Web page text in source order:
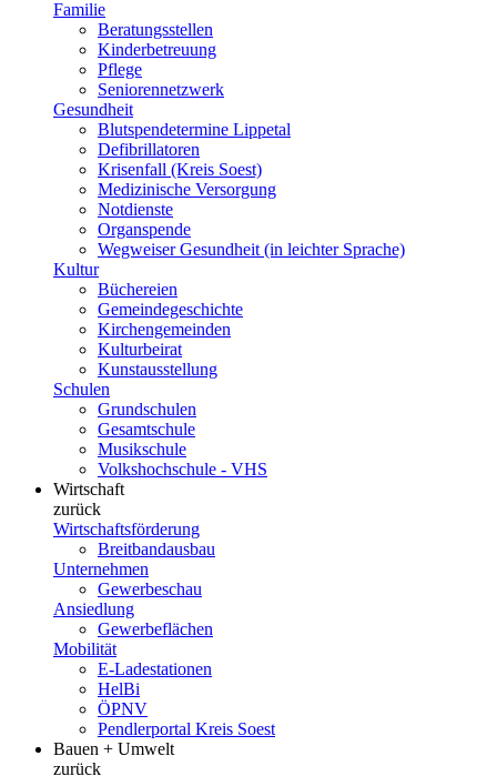
Familie
Beratungsstellen
Kinderbetreuung
Pflege
Seniorennetzwerk
Gesundheit
Blutspendetermine Lippetal
Defibrillatoren
Krisenfall (Kreis Soest)
Medizinische Versorgung
Notdienste
Organspende
Wegweiser Gesundheit (in leichter Sprache)
Kultur
Büchereien
Gemeindegeschichte
Kirchengemeinden
Kulturbeirat
Kunstausstellung
Schulen
Grundschulen
Gesamtschule
Musikschule
Volkshochschule - VHS
Wirtschaft
zurück
Wirtschaftsförderung
Breitbandausbau
Unternehmen
Gewerbeschau
Ansiedlung
Gewerbeflächen
Mobilität
E-Ladestationen
HelBi
ÖPNV
Pendlerportal Kreis Soest
Bauen + Umwelt
zurück